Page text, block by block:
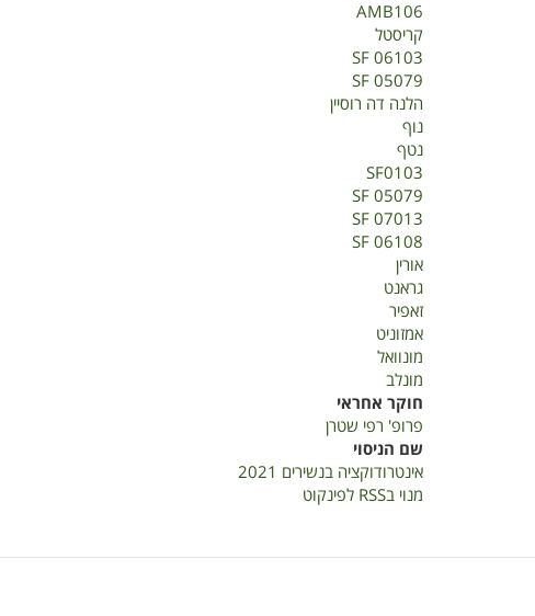
AMB106
קריסטל
SF 06103
SF 05079
הלנה דה רוסיין
נוף
נטף
SF0103
SF 05079
SF 07013
SF 06108
אורין
גראנט
זאפיר
אמזוניט
מונוואל
מונלב
חוקר אחראי
פרופ' רפי שטרן
שם הניסוי
אינטרודוקציה בנשירים 2021
מנוי בRSS לפינקוט